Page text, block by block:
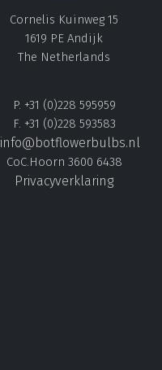
Cornelis Kuinweg 15
1619 PE Andijk
The Netherlands
P. +31 (0)228 595959
F. +31 (0)228 593583
info@botflowerbulbs.nl
CoC.Hoorn 3600 6438
Privacyverklaring